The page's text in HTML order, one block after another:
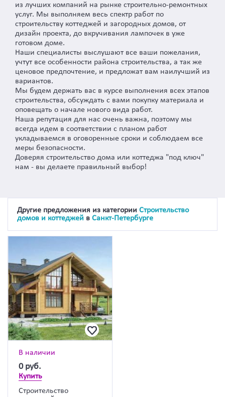
из лучших компаний на рынке строительно-ремонтных
услуг. Мы выполняем весь спектр работ по
строительству коттеджей и загородных домов, от
дизайн проекта, до вкручивания лампочек в уже
готовом доме.
Наши специалисты выслушают все ваши пожелания,
учтут все особенности района строительства, а так же
ценовое предпочтение, и предложат вам наилучший из
вариантов.
Мы будем держать вас в курсе выполнения всех этапов
строительства, обсуждать с вами покупку материала и
оповещать о начале нового вида работ.
Наша репутация для нас очень важна, поэтому мы
всегда идем в соответствии с планом работ
укладываемся в оговоренные сроки и соблюдаем все
меры безопасности.
Доверяя строительство дома или коттеджа "под ключ"
нам - вы делаете правильный выбор!
Другие предложения из категории Строительство
домов и коттеджей в Санкт-Петербурге
В наличии
0 руб.
Купить
Строительство